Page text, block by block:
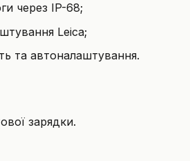
через IP-68;
Leica;
та автоналаштування.
зарядки.